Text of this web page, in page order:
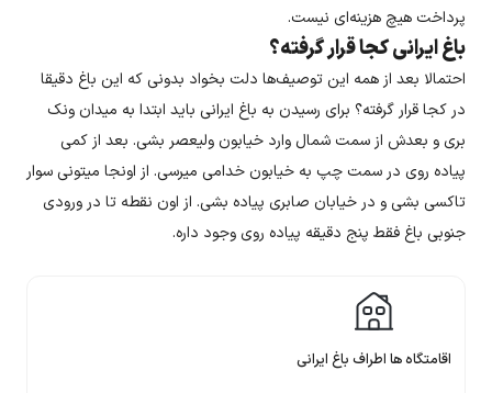
پرداخت هیچ هزینه‌ای نیست.
باغ ایرانی کجا قرار گرفته؟
احتمالا بعد از همه این توصیف‌ها دلت بخواد بدونی که این باغ دقیقا
در کجا قرار گرفته؟ برای رسیدن به باغ ایرانی باید ابتدا به میدان ونک
بری و بعدش از سمت شمال وارد خیابون ولیعصر بشی. بعد از کمی
پیاده روی در سمت چپ به خیابون خدامی میرسی. از اونجا میتونی سوار
تاکسی بشی و در خیابان صابری پیاده بشی. از اون نقطه تا در ورودی
جنوبی باغ فقط پنج دقیقه پیاده روی وجود داره.
اقامتگاه ها اطراف باغ ایرانی